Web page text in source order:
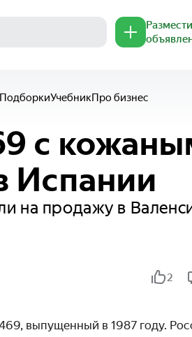
УчебникПро бизнес
с
Испании
на продажу в
2
выпущенный в 1987 году.